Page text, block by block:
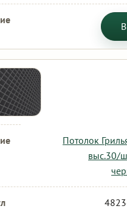
Потолок
выс.30/